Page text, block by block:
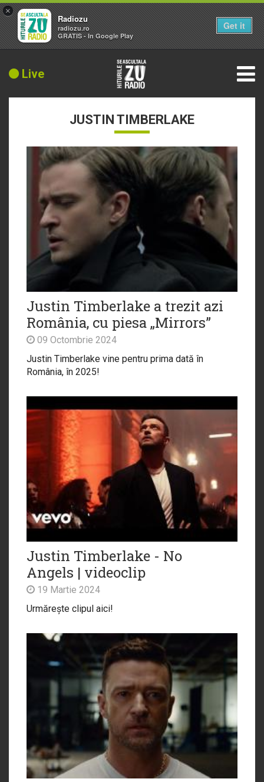
Live
JUSTIN TIMBERLAKE
Justin Timberlake a trezit azi
România, cu piesa „Mirrors”
09 Octombrie 2024
Justin Timberlake vine pentru prima dată în
România, în 2025!
Justin Timberlake - No
Angels | videoclip
19 Martie 2024
Urmărește clipul aici!
×
Radiozu
radiozu.ro
GRATIS - In Google Play
Get it